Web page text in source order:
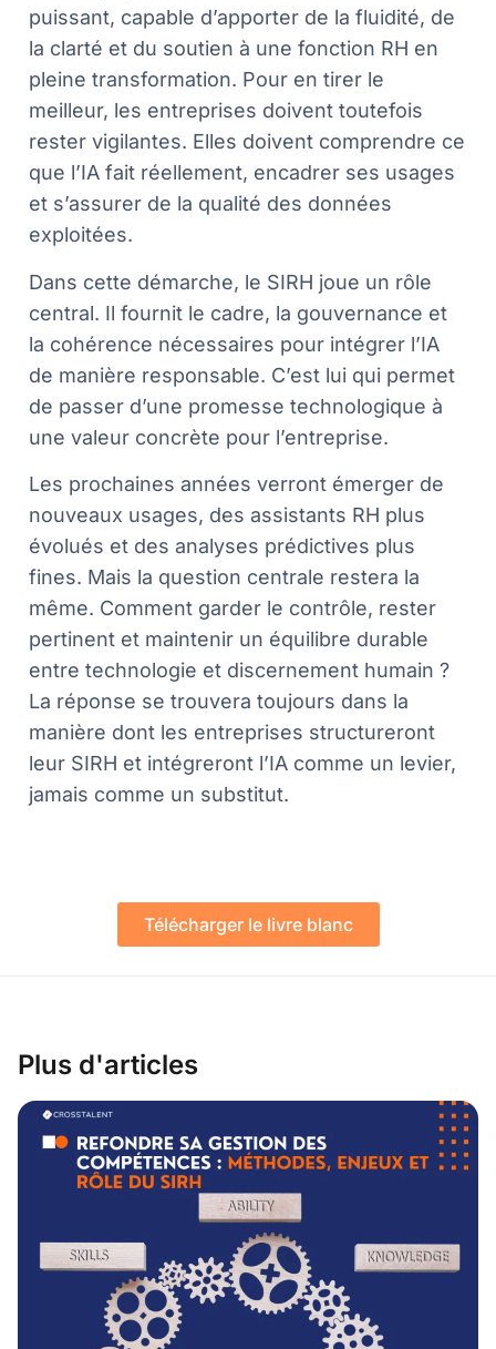
puissant, capable d’apporter de la fluidité, de
la clarté et du soutien à une fonction RH en
pleine transformation. Pour en tirer le
meilleur, les entreprises doivent toutefois
rester vigilantes. Elles doivent comprendre ce
que l’IA fait réellement, encadrer ses usages
et s’assurer de la qualité des données
exploitées.
Dans cette démarche, le SIRH joue un rôle
central. Il fournit le cadre, la gouvernance et
la cohérence nécessaires pour intégrer l’IA
de manière responsable. C’est lui qui permet
de passer d’une promesse technologique à
une valeur concrète pour l’entreprise.
Les prochaines années verront émerger de
nouveaux usages, des assistants RH plus
évolués et des analyses prédictives plus
fines. Mais la question centrale restera la
même. Comment garder le contrôle, rester
pertinent et maintenir un équilibre durable
entre technologie et discernement humain ?
La réponse se trouvera toujours dans la
manière dont les entreprises structureront
leur SIRH et intégreront l’IA comme un levier,
jamais comme un substitut.
Télécharger le livre blanc
Plus d'articles